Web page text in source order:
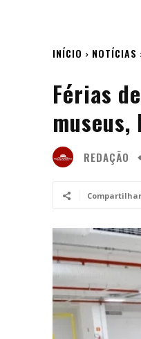
INÍCIO NOTÍCIAS
Férias
REDAÇÃO
Compartilhar